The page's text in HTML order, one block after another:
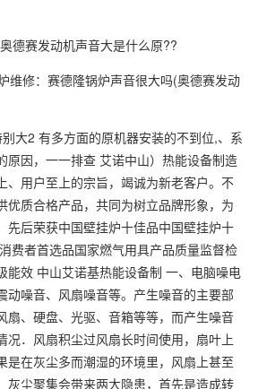
德赛发动机声音大是什么原??
大2 有多方面的原机器安装的不到位,、系
原因，一一排查 艾诺中山）热能设备制造
、用户至上的宗旨，竭诚为新老客户。不
优质合格产品，共同为树立品牌形象，为
先后荣获中国壁挂炉十佳品中国壁挂炉十
费者首选品国家燃气用具产品质量监督检
能效 中山艾诺基热能设备制 一、电脑噪电
动噪音、风扇噪音等。产生噪音的主要部
扇、硬盘、光驱、音箱等等，而产生噪音
况．风扇积尘过风扇长时间使用，扇叶上
是在灰尘多而潮湿的环境里，风扇上甚至
灰尘聚集会带来两大隐患，首先是造成转